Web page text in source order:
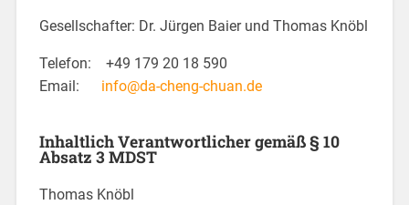
Gesellschafter: Dr. Jürgen Baier und Thomas Knöbl
Telefon: +49 179 20 18 590
Email: info@da-cheng-chuan.de
Inhaltlich Verantwortlicher gemäß § 10
Absatz 3 MDST
Thomas Knöbl